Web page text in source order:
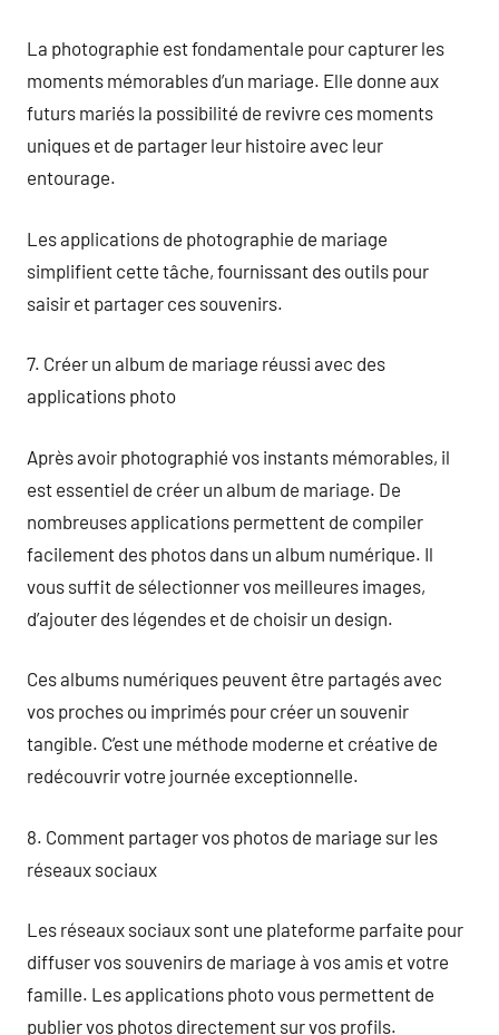
La photographie est fondamentale pour capturer les
moments mémorables d’un mariage. Elle donne aux
futurs mariés la possibilité de revivre ces moments
uniques et de partager leur histoire avec leur
entourage.
Les applications de photographie de mariage
simplifient cette tâche, fournissant des outils pour
saisir et partager ces souvenirs.
7. Créer un album de mariage réussi avec des
applications photo
Après avoir photographié vos instants mémorables, il
est essentiel de créer un album de mariage. De
nombreuses applications permettent de compiler
facilement des photos dans un album numérique. Il
vous suffit de sélectionner vos meilleures images,
d’ajouter des légendes et de choisir un design.
Ces albums numériques peuvent être partagés avec
vos proches ou imprimés pour créer un souvenir
tangible. C’est une méthode moderne et créative de
redécouvrir votre journée exceptionnelle.
8. Comment partager vos photos de mariage sur les
réseaux sociaux
Les réseaux sociaux sont une plateforme parfaite pour
diffuser vos souvenirs de mariage à vos amis et votre
famille. Les applications photo vous permettent de
publier vos photos directement sur vos profils.